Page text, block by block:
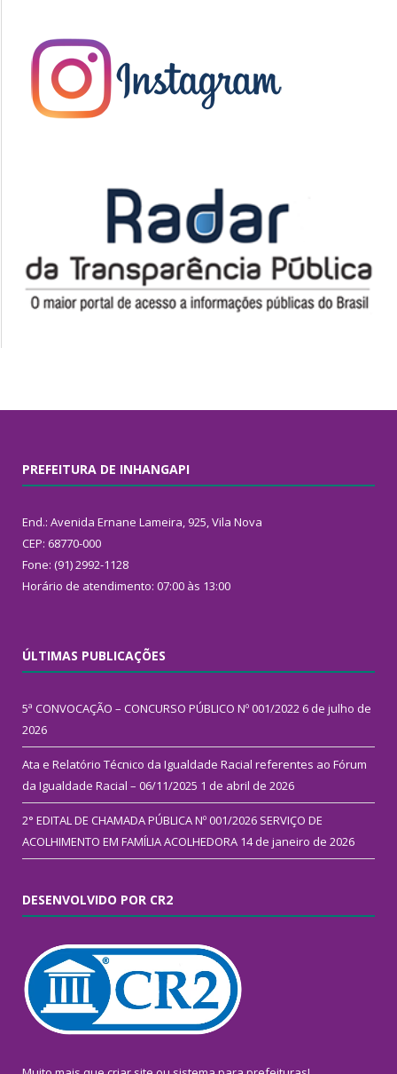
PREFEITURA DE INHANGAPI
End.: Avenida Ernane Lameira, 925, Vila Nova
CEP: 68770-000
Fone: (91) 2992-1128
Horário de atendimento: 07:00 às 13:00
ÚLTIMAS PUBLICAÇÕES
5ª CONVOCAÇÃO – CONCURSO PÚBLICO Nº 001/2022 6 de julho de
2026
Ata e Relatório Técnico da Igualdade Racial referentes ao Fórum
da Igualdade Racial – 06/11/2025 1 de abril de 2026
2° EDITAL DE CHAMADA PÚBLICA Nº 001/2026 SERVIÇO DE
ACOLHIMENTO EM FAMÍLIA ACOLHEDORA 14 de janeiro de 2026
DESENVOLVIDO POR CR2